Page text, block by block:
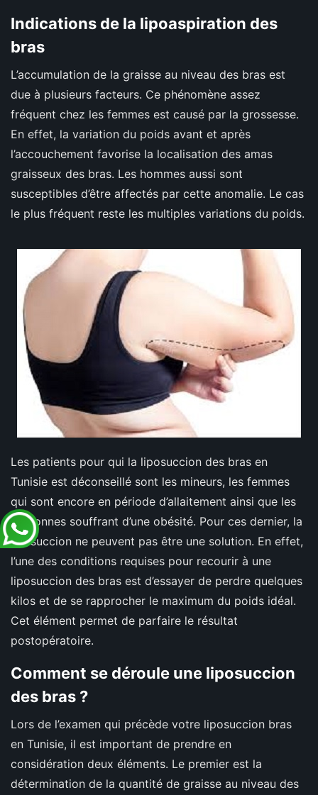
Indications de la lipoaspiration des
bras
L’accumulation de la graisse au niveau des bras est
due à plusieurs facteurs. Ce phénomène assez
fréquent chez les femmes est causé par la grossesse.
En effet, la variation du poids avant et après
l’accouchement favorise la localisation des amas
graisseux des bras. Les hommes aussi sont
susceptibles d’être affectés par cette anomalie. Le cas
le plus fréquent reste les multiples variations du poids.
Les patients pour qui la liposuccion des bras en
Tunisie est déconseillé sont les mineurs, les femmes
qui sont encore en période d’allaitement ainsi que les
personnes souffrant d’une obésité. Pour ces dernier, la
liposuccion ne peuvent pas être une solution. En effet,
l’une des conditions requises pour recourir à une
liposuccion des bras est d’essayer de perdre quelques
kilos et de se rapprocher le maximum du poids idéal.
Cet élément permet de parfaire le résultat
postopératoire.
Comment se déroule une liposuccion
des bras ?
Lors de l’examen qui précède votre liposuccion bras
en Tunisie, il est important de prendre en
considération deux éléments. Le premier est la
détermination de la quantité de graisse au niveau des